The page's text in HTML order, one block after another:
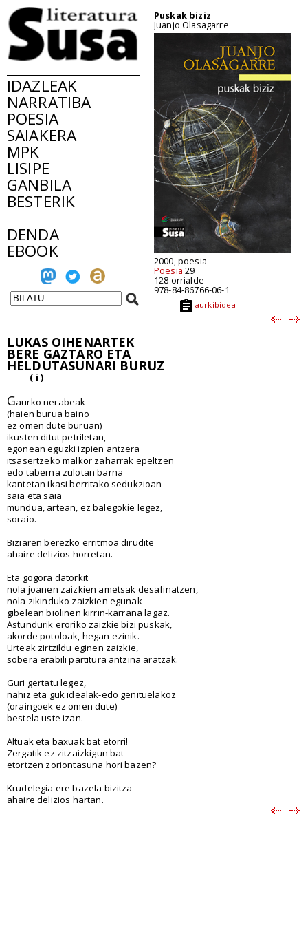
IDAZLEAK
NARRATIBA
POESIA
SAIAKERA
MPK
LISIPE
GANBILA
BESTERIK
DENDA
EBOOK
Puskak biziz
Juanjo Olasagarre
2000, poesia
Poesia 29
128 orrialde
978-84-86766-06-1
aurkibidea
LUKAS OIHENARTEK
BERE GAZTARO ETA
HELDUTASUNARI BURUZ
( i )
Gaurko nerabeak
(haien burua baino
ez omen dute buruan)
ikusten ditut petriletan,
egonean eguzki izpien antzera
itsasertzeko malkor zaharrak epeltzen
edo taberna zulotan barna
kantetan ikasi berritako sedukzioan
saia eta saia
mundua, artean, ez balegokie legez,
soraio.
Biziaren berezko erritmoa dirudite
ahaire delizios horretan.
Eta gogora datorkit
nola joanen zaizkien ametsak desafinatzen,
nola zikinduko zaizkien egunak
gibelean biolinen kirrin-karrana lagaz.
Astundurik eroriko zaizkie bizi puskak,
akorde potoloak, hegan ezinik.
Urteak zirtzildu eginen zaizkie,
sobera erabili partitura antzina aratzak.
Guri gertatu legez,
nahiz eta guk idealak-edo genituelakoz
(oraingoek ez omen dute)
bestela uste izan.
Altuak eta baxuak bat etorri!
Zergatik ez zitzaizkigun bat
etortzen zoriontasuna hori bazen?
Krudelegia ere bazela bizitza
ahaire delizios hartan.